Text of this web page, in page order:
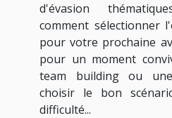
d'évasion
comment sélectionner
pour votre prochaine
pour un moment
team building ou
choisir le bon
difficulté...